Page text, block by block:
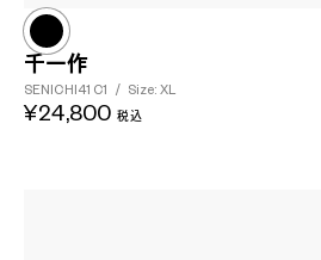
千一作
SENICHI41 C1 / Size: XL
¥24,800 税込